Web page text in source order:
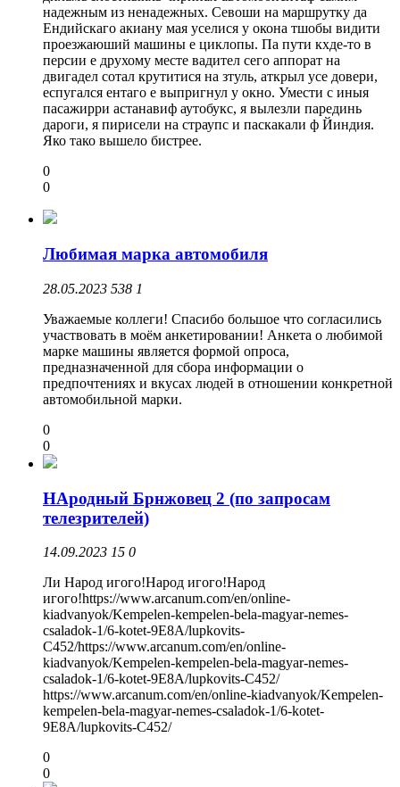
надежным из ненадежных. Севоши на маршрутку да
Ендийскаго акиану мая уселися у окона тшобы видити
проезжаюший машины е циклопы. Па пути кхде-то в
персии е друхому месте вадител сего аппорат на
двигадел сотал крутитися на зтуль, аткрыл усе довери,
еспугался ентаго е выпригнул у окно. Умести с иныя
пасажирри астанавиф аутобукс, я вылезли парединь
дароги, я пирисели на страупс и паскакали ф Йиндия.
Яко тако вышело бистрее.
0
0
Любимая марка автомобиля
28.05.2023 538 1
Уважаемые коллеги! Спасибо большое что согласились
участвовать в моём анкетировании! Анкета о любимой
марке машины является формой опроса,
предназначенной для сбора информации о
предпочтениях и вкусах людей в отношении конкретной
автомобильной марки.
0
0
НАродный Брнжовец 2 (по запросам
телезрителей)
14.09.2023 15 0
Ли Народ игого!Народ игого!Народ
игого!https://www.arcanum.com/en/online-
kiadvanyok/Kempelen-kempelen-bela-magyar-nemes-
csaladok-1/6-kotet-9E8A/lupkovits-
C452/https://www.arcanum.com/en/online-
kiadvanyok/Kempelen-kempelen-bela-magyar-nemes-
csaladok-1/6-kotet-9E8A/lupkovits-C452/
https://www.arcanum.com/en/online-kiadvanyok/Kempelen-
kempelen-bela-magyar-nemes-csaladok-1/6-kotet-
9E8A/lupkovits-C452/
0
0